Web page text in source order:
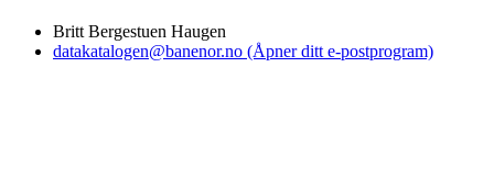
Britt Bergestuen Haugen
datakatalogen@banenor.no (Åpner ditt e-postprogram)